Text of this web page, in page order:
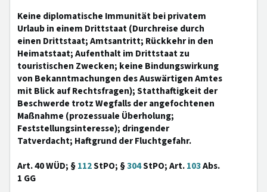
Keine diplomatische Immunität bei privatem
Urlaub in einem Drittstaat (Durchreise durch
einen Drittstaat; Amtsantritt; Rückkehr in den
Heimatstaat; Aufenthalt im Drittstaat zu
touristischen Zwecken; keine Bindungswirkung
von Bekanntmachungen des Auswärtigen Amtes
mit Blick auf Rechtsfragen); Statthaftigkeit der
Beschwerde trotz Wegfalls der angefochtenen
Maßnahme (prozessuale Überholung;
Feststellungsinteresse); dringender
Tatverdacht; Haftgrund der Fluchtgefahr.
Art. 40 WÜD; §112StPO; §304StPO; Art.103Abs.
1 GG